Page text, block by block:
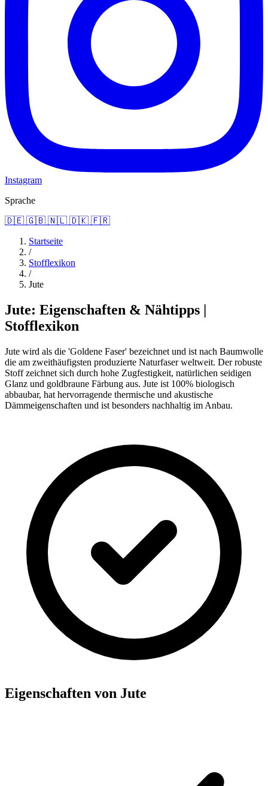
Instagram
Sprache
🇩🇪 🇬🇧 🇳🇱 🇩🇰 🇫🇷
Startseite
/
Stofflexikon
/
Jute
Jute: Eigenschaften & Nähtipps |
Stofflexikon
Jute wird als die 'Goldene Faser' bezeichnet und ist nach Baumwolle
die am zweithäufigsten produzierte Naturfaser weltweit. Der robuste
Stoff zeichnet sich durch hohe Zugfestigkeit, natürlichen seidigen
Glanz und goldbraune Färbung aus. Jute ist 100% biologisch
abbaubar, hat hervorragende thermische und akustische
Dämmeigenschaften und ist besonders nachhaltig im Anbau.
Eigenschaften von Jute